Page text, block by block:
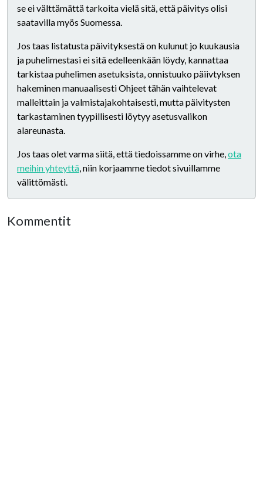
se ei välttämättä tarkoita vielä sitä, että päivitys olisi
saatavilla myös Suomessa.
Jos taas listatusta päivityksestä on kulunut jo kuukausia
ja puhelimestasi ei sitä edelleenkään löydy, kannattaa
tarkistaa puhelimen asetuksista, onnistuuko päiivtyksen
hakeminen manuaalisesti Ohjeet tähän vaihtelevat
malleittain ja valmistajakohtaisesti, mutta päivitysten
tarkastaminen tyypillisesti löytyy asetusvalikon
alareunasta.
Jos taas olet varma siitä, että tiedoissamme on virhe,ota
meihin yhteyttä, niin korjaamme tiedot sivuillamme
välittömästi.
Kommentit